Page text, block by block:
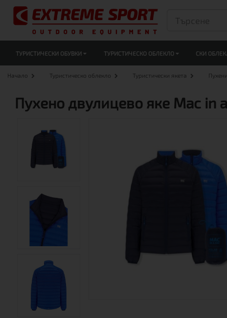
ТУРИСТИЧЕСКИ ОБУВКИ ТУРИСТИЧЕСКО ОБЛЕКЛО СКИ
Начало Туристическо облекло Туристически якета
Пухено двулицево яке Mac in